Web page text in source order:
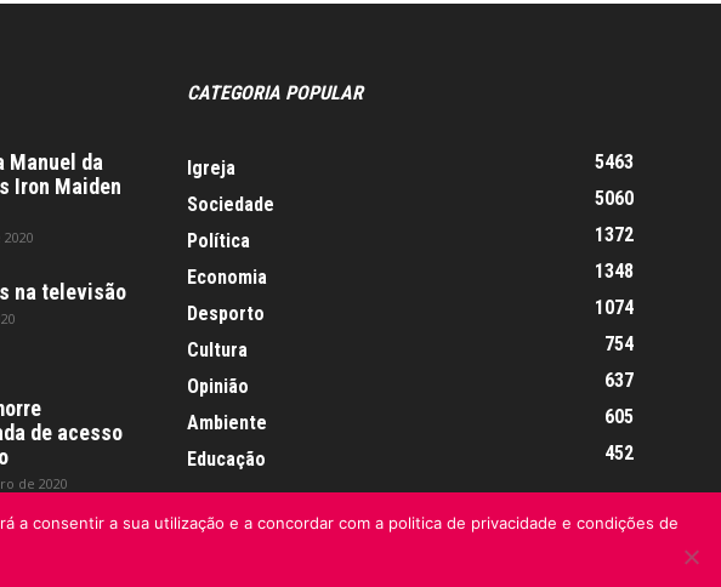
Manuel da
Iron Maiden
na televisão
de acesso
de 2020
CATEGORIA POPULAR
Igreja
5463
Sociedade
5060
Política
1372
Economia
1348
Desporto
1074
Cultura
754
Opinião
637
Ambiente
605
Educação
452
consentir a sua utilização e a concordar com a politica de privacidade e condições de